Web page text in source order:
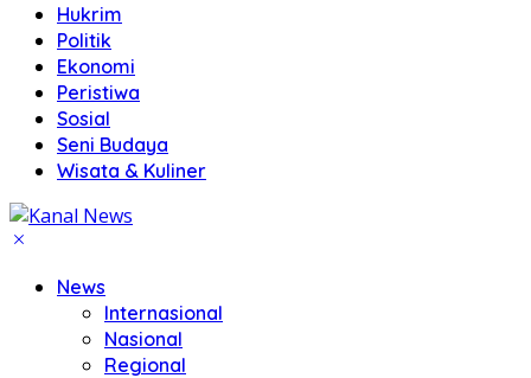
Hukrim
Politik
Ekonomi
Peristiwa
Sosial
Seni Budaya
Wisata & Kuliner
News
Internasional
Nasional
Regional